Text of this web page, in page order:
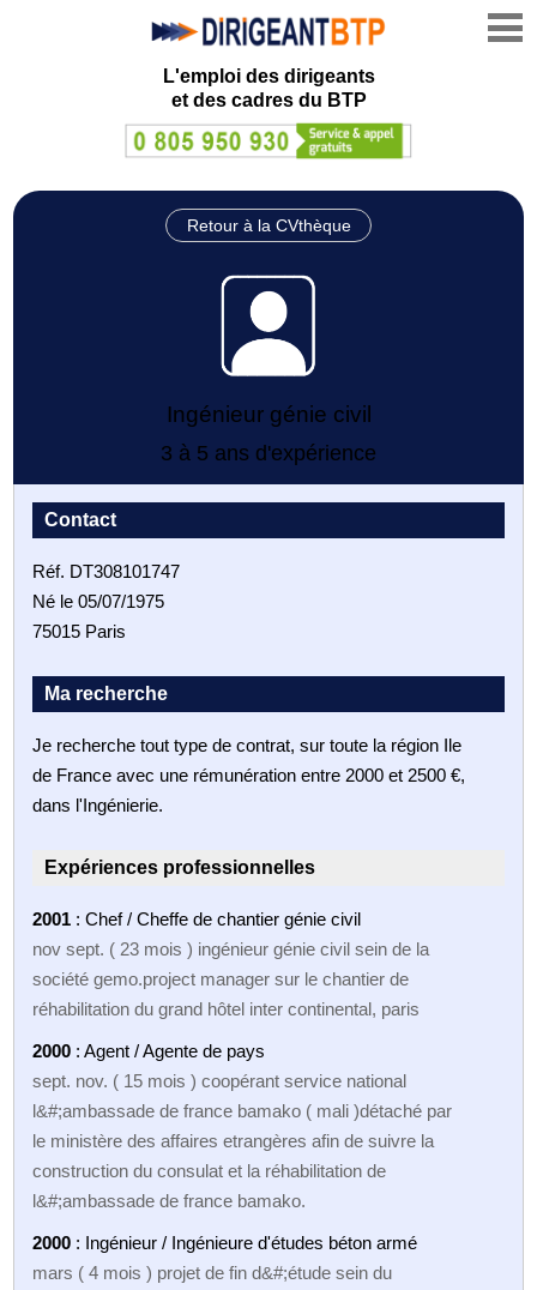
L'emploi des dirigeants
et des cadres du BTP
Retour à la CVthèque
Ingénieur génie civil
3 à 5 ans d'expérience
Contact
Réf. DT308101747
Né le 05/07/1975
75015 Paris
Ma recherche
Je recherche tout type de contrat, sur toute la région Ile
de France avec une rémunération entre 2000 et 2500 €,
dans l'Ingénierie.
Expériences professionnelles
2001 : Chef / Cheffe de chantier génie civil
nov sept. ( 23 mois ) ingénieur génie civil sein de la
société gemo.project manager sur le chantier de
réhabilitation du grand hôtel inter continental, paris
2000 : Agent / Agente de pays
sept. nov. ( 15 mois ) coopérant service national
l&#;ambassade de france bamako ( mali )détaché par
le ministère des affaires etrangères afin de suivre la
construction du consulat et la réhabilitation de
l&#;ambassade de france bamako.
2000 : Ingénieur / Ingénieure d'études béton armé
mars ( 4 mois ) projet de fin d&#;étude sein du